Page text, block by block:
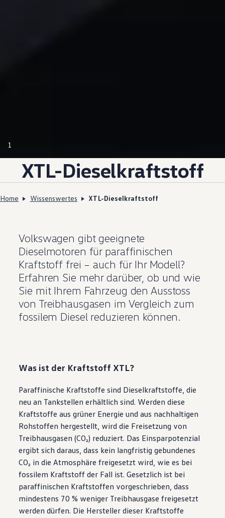
1
XTL-Dieselkraftstoff
Home Wissenswertes XTL-Dieselkraftstoff
Volkswagen gibt geeignete
Dieselmotoren für paraffinischen
Kraftstoff frei – auch für Ihr Modell?
Erfahren Sie mehr darüber, ob und wie
Sie mit Ihrem Fahrzeug den Ausstoss
von Treibhausgasen im Vergleich zum
fossilem Diesel reduzieren können.
Was ist der Kraftstoff XTL?
Paraffinische Kraftstoffe sind Dieselkraftstoffe, die
neu an Tankstellen erhältlich sind. Werden diese
Kraftstoffe aus grüner Energie und aus nachhaltigen
Rohstoffen hergestellt, wird die Freisetzung von
Treibhausgasen (CO₂) reduziert. Das Einsparpotenzial
ergibt sich daraus, dass kein langfristig gebundenes
CO₂ in die Atmosphäre freigesetzt wird, wie es bei
fossilem Kraftstoff der Fall ist. Gesetzlich ist bei
paraffinischen Kraftstoffen vorgeschrieben, dass
mindestens 70 % weniger Treibhausgase freigesetzt
werden dürfen. Die Hersteller dieser Kraftstoffe